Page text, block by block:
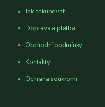
Jak nakupovat
Doprava a platba
Obchodní podmínky
Kontakty
Ochrana soukromí